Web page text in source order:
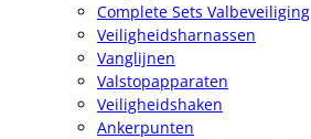
Complete Sets Valbeveiliging
Veiligheidsharnassen
Vanglijnen
Valstopapparaten
Veiligheidshaken
Ankerpunten